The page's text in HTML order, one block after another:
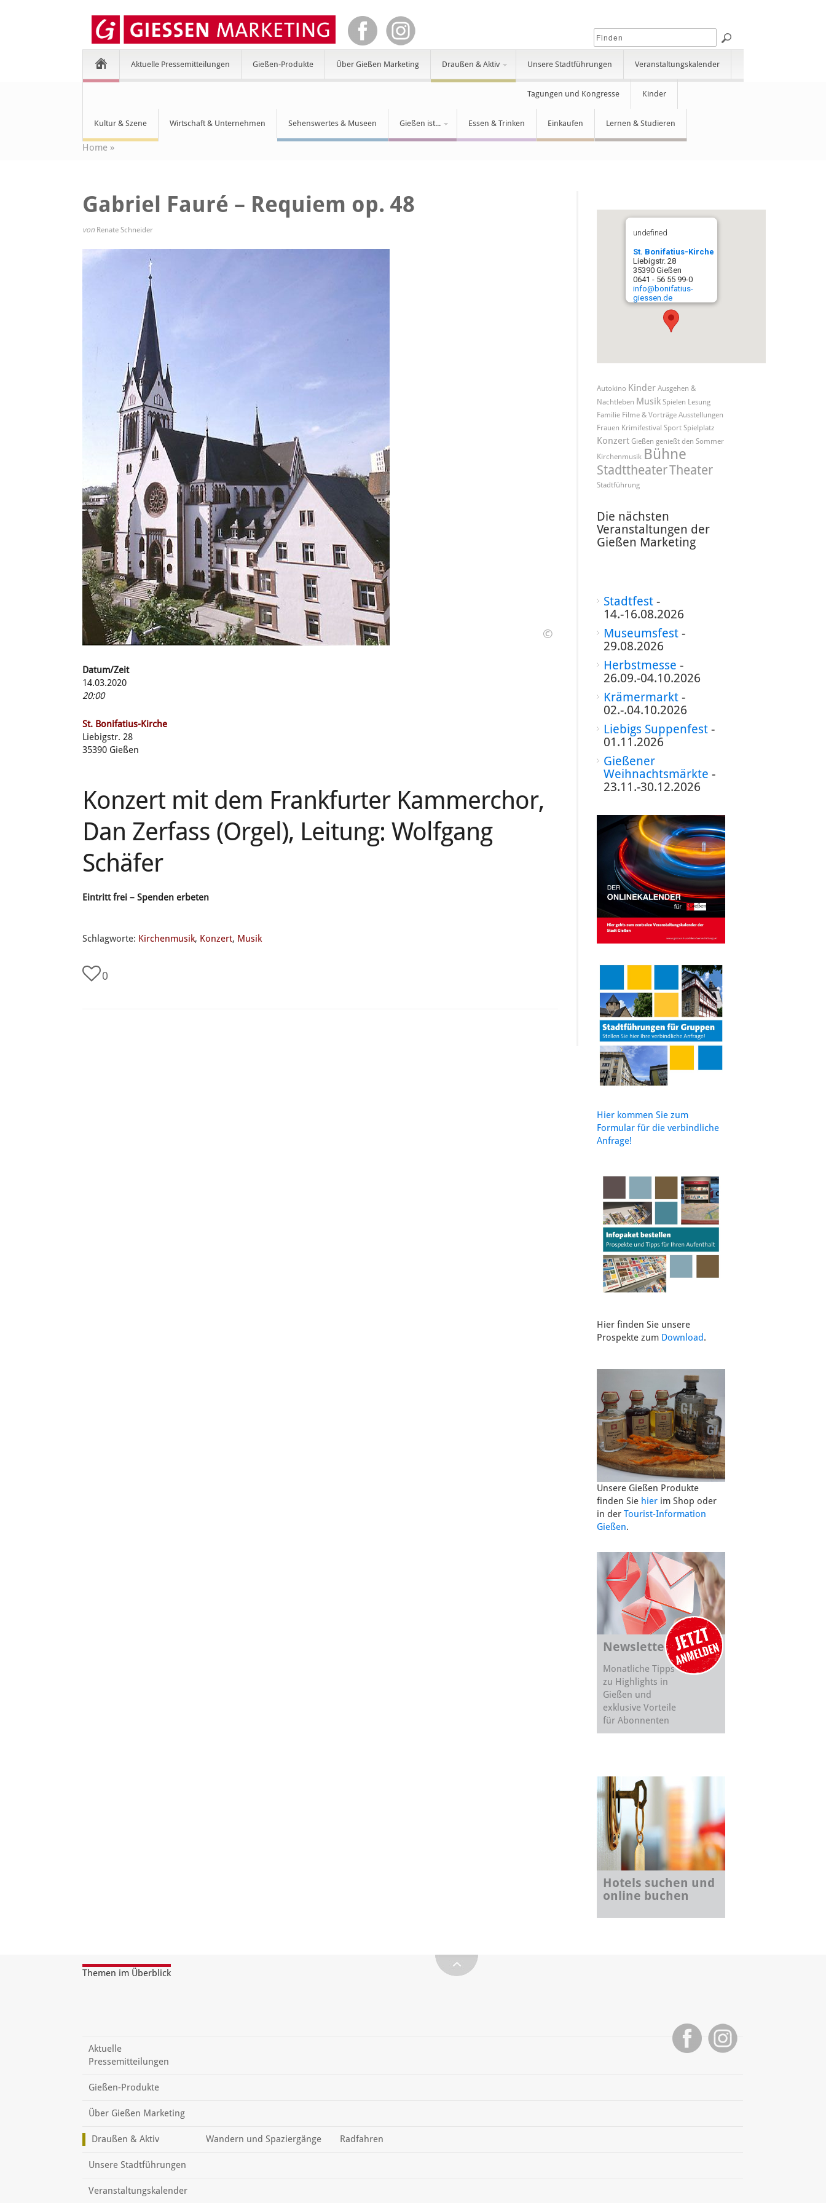
Aktuelle Pressemitteilungen Gießen-Produkte Über Gießen Marketing Draußen & Aktiv Unsere Stadtführungen Veranstaltungskalender
Tagungen und Kongresse Kinder
Kultur & Szene Wirtschaft & Unternehmen Sehenswertes & Museen Gießen ist... Essen & Trinken Einkaufen Lernen & Studieren
Home »
Gabriel Fauré – Requiem op. 48
von Renate Schneider
©
Datum/Zeit
14.03.2020
20:00
St. Bonifatius-Kirche
Liebigstr. 28
35390 Gießen
Konzert mit dem Frankfurter Kammerchor,
Dan Zerfass (Orgel), Leitung: Wolfgang
Schäfer
Eintritt frei – Spenden erbeten
Schlagworte: Kirchenmusik, Konzert, Musik
0
undefined
St. Bonifatius-Kirche
Liebigstr. 28
35390 Gießen
0641 - 56 55 99-0
info@bonifatius-
giessen.de
Autokino Kinder Ausgehen &
Nachtleben Musik Spielen Lesung
Familie Filme & Vorträge Ausstellungen
Frauen Krimifestival Sport Spielplatz
Konzert Gießen genießt den Sommer
Kirchenmusik Bühne
StadttheaterTheater
Stadtführung
Die nächsten
Veranstaltungen der
Gießen Marketing
Stadtfest-
14.-16.08.2026
Museumsfest-
29.08.2026
Herbstmesse -
26.09.-04.10.2026
Krämermarkt-
02.-.04.10.2026
Liebigs Suppenfest-
01.11.2026
Gießener
Weihnachtsmärkte -
23.11.-30.12.2026
Hier kommen Sie zum
Formular für die verbindliche
Anfrage!
Hier finden Sie unsere
Prospekte zum Download.
Unsere Gießen Produkte
finden Sie hierim Shop oder
in der Tourist-Information
Gießen.
Newsletter
Monatliche Tipps
zu Highlights in
Gießen und
exklusive Vorteile
für Abonnenten
Hotels suchen und
online buchen
Themen im Überblick
Aktuelle
Pressemitteilungen
Gießen-Produkte
Über Gießen Marketing
Draußen & Aktiv Wandern und Spaziergänge Radfahren
Unsere Stadtführungen
Veranstaltungskalender